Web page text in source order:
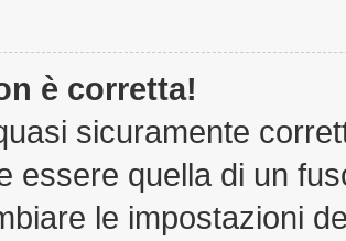
è corretta!
sicuramente
essere quella di un
le impostazioni